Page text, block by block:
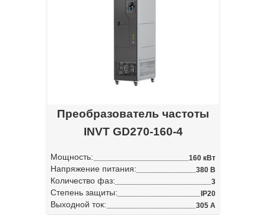
Преобразователь частоты
INVT GD270-160-4
Мощность: 160 кВт
Напряжение питания: 380 В
Количество фаз: 3
Степень защиты: IP20
Выходной ток: 305 А